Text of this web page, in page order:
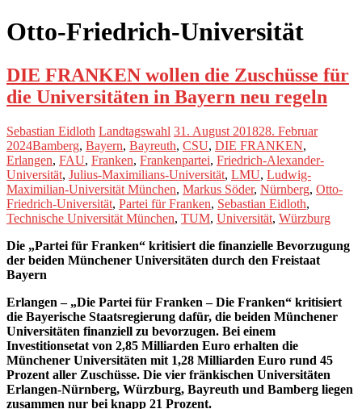
Otto-Friedrich-Universität
DIE FRANKEN wollen die Zuschüsse für
die Universitäten in Bayern neu regeln
Sebastian Eidloth Landtagswahl 31. August 201828. Februar
2024Bamberg, Bayern, Bayreuth, CSU, DIE FRANKEN,
Erlangen, FAU, Franken, Frankenpartei, Friedrich-Alexander-
Universität, Julius-Maximilians-Universität, LMU, Ludwig-
Maximilian-Universität München, Markus Söder, Nürnberg, Otto-
Friedrich-Universität, Partei für Franken, Sebastian Eidloth,
Technische Universität München, TUM, Universität, Würzburg
Die „Partei für Franken“ kritisiert die finanzielle Bevorzugung
der beiden Münchener Universitäten durch den Freistaat
Bayern
Erlangen – „Die Partei für Franken – Die Franken“ kritisiert
die Bayerische Staatsregierung dafür, die beiden Münchener
Universitäten finanziell zu bevorzugen. Bei einem
Investitionsetat von 2,85 Milliarden Euro erhalten die
Münchener Universitäten mit 1,28 Milliarden Euro rund 45
Prozent aller Zuschüsse. Die vier fränkischen Universitäten
Erlangen-Nürnberg, Würzburg, Bayreuth und Bamberg liegen
zusammen nur bei knapp 21 Prozent.